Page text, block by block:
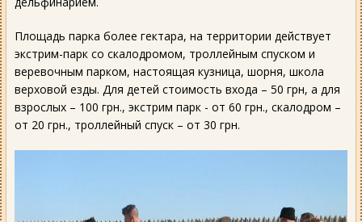
Площадь парка более гектара, на территории действует
экстрим-парк со скалодромом, троллейным спуском и
веревочным парком, настоящая кузница, шорня, школа
верховой езды. Для детей стоимость входа – 50 грн, а для
взрослых – 100 грн., экстрим парк - от 60 грн., скалодром –
от 20 грн., троллейный спуск – от 30 грн.